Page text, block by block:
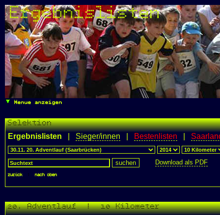
Ergebnislisten
Menue anzeigen
Selektion
Ergebnislisten Sieger/innen Bestenlisten
Download als PDF
zurück nach oben
20. Adventlauf | 10 Kilometer